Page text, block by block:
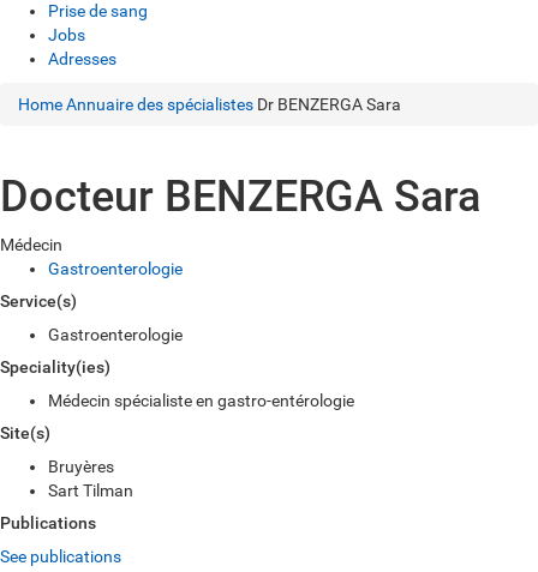
Prise de sang
Jobs
Adresses
HomeAnnuaire des spécialistes Dr BENZERGA Sara
Docteur BENZERGA Sara
Médecin
Gastroenterologie
Service(s)
Gastroenterologie
Speciality(ies)
Médecin spécialiste en gastro-entérologie
Site(s)
Bruyères
Sart Tilman
Publications
See publications